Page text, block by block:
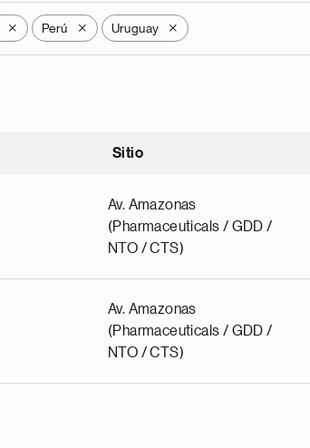
X Perú X Uruguay X
Sitio
Av. Amazonas
(Pharmaceuticals / GDD /
NTO / CTS)
Av. Amazonas
(Pharmaceuticals / GDD /
NTO / CTS)